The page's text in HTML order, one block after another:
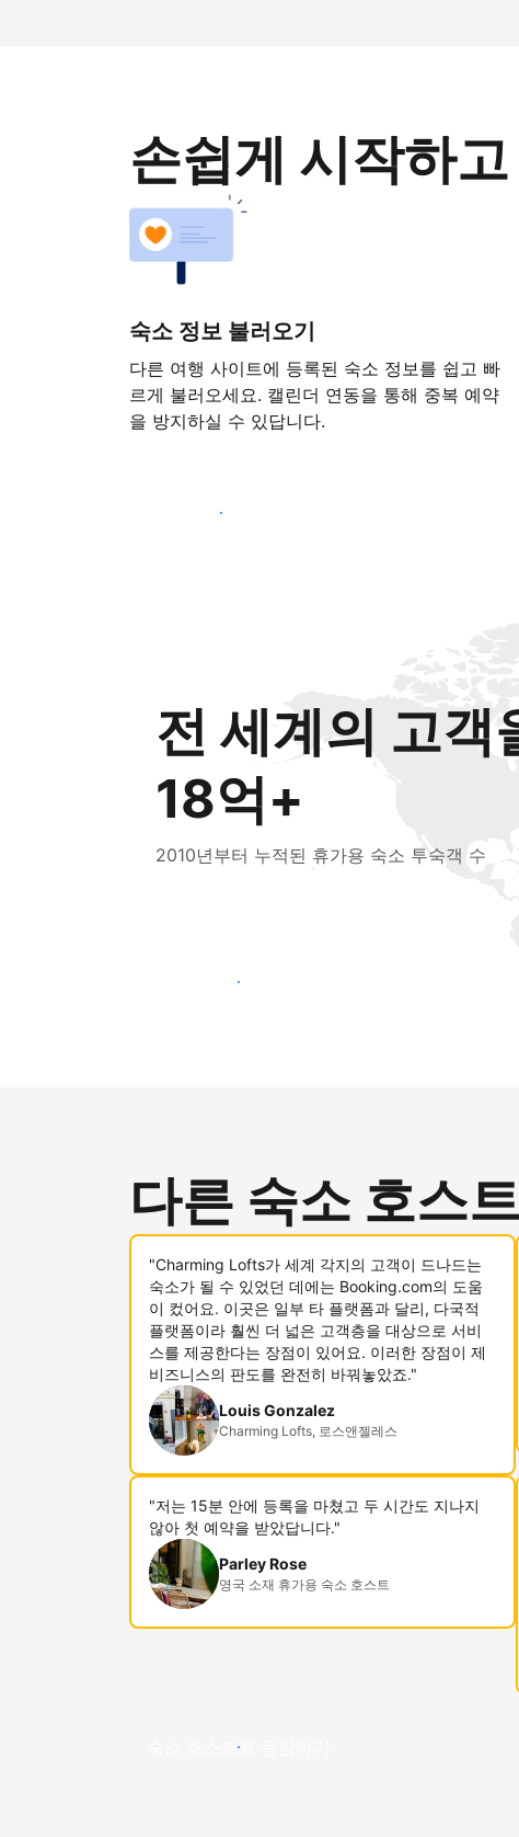
손쉽게 시작하
숙소 정보 불러오기
다른 여행 사이트에 등록된 숙소 정보를 쉽고 빠
르게 불러오세요. 캘린더 연동을 통해 중복 예약
을 방지하실 수 있답니다.
지금 등록 시작하기
전 세계의 고객
18억+
2010년부터 누적된 휴가용 숙소 투숙객 수
새로운 고객층 공략하기
다른 숙소 호스
"Charming Lofts가 세계 각지의 고객이 드나드는
숙소가 될 수 있었던 데에는 Booking.com의 도움
이 컸어요. 이곳은 일부 타 플랫폼과 달리, 다국적
플랫폼이라 훨씬 더 넓은 고객층을 대상으로 서비
스를 제공한다는 장점이 있어요. 이러한 장점이 제
비즈니스의 판도를 완전히 바꿔놓았죠."
Louis Gonzalez
Charming Lofts, 로스앤젤레스
"저는 15분 안에 등록을 마쳤고 두 시간도 지나지
않아 첫 예약을 받았답니다."
Parley Rose
영국 소재 휴가용 숙소 호스트
숙소 호스트로 동참하기